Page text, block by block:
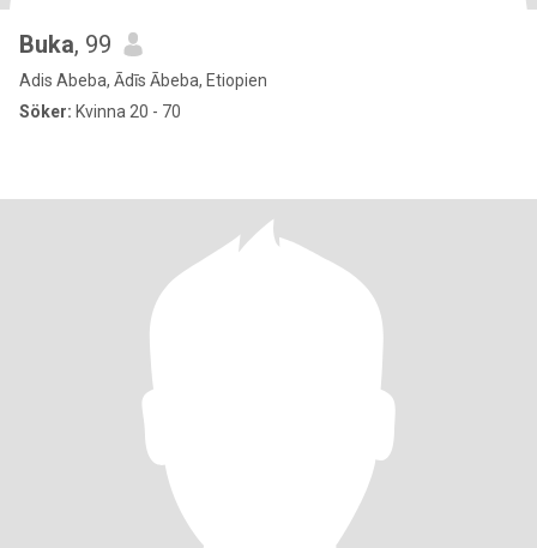
Buka, 99
Adis Abeba, Ādīs Ābeba, Etiopien
Söker: Kvinna 20 - 70